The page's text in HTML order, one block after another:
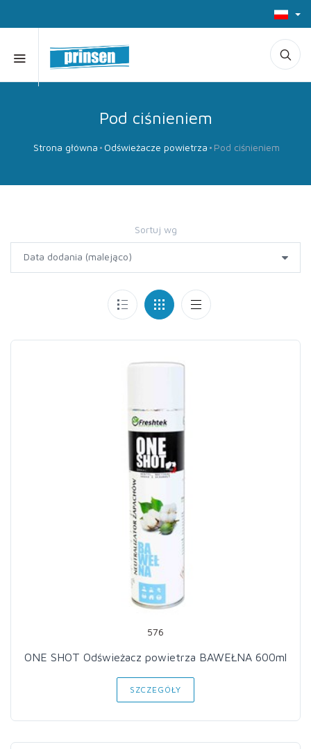
Pod ciśnieniem
Strona główna Odświeżacze powietrza Pod ciśnieniem
Sortuj wg
576
ONE SHOT Odświeżacz powietrza BAWEŁNA 600ml
SZCZEGÓŁY